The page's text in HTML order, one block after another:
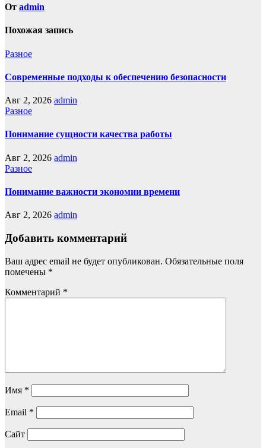
От admin
Похожая запись
Разное
Современные подходы к обеспечению безопасности
Авг 2, 2026 admin
Разное
Понимание сущности качества работы
Авг 2, 2026 admin
Разное
Понимание важности экономии времени
Авг 2, 2026 admin
Добавить комментарий
Ваш адрес email не будет опубликован. Обязательные поля
помечены *
Комментарий *
Имя *
Email *
Сайт